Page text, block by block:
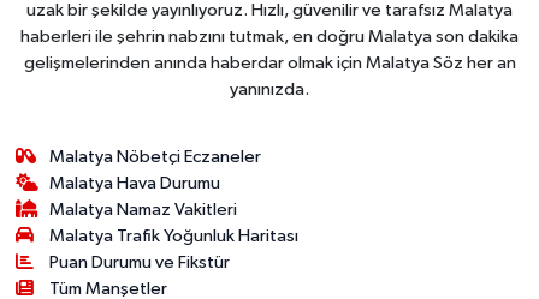
uzak bir şekilde yayınlıyoruz. Hızlı, güvenilir ve tarafsız Malatya
haberleri ile şehrin nabzını tutmak, en doğru Malatya son dakika
gelişmelerinden anında haberdar olmak için Malatya Söz her an
yanınızda.
Malatya Nöbetçi Eczaneler
Malatya Hava Durumu
Malatya Namaz Vakitleri
Malatya Trafik Yoğunluk Haritası
Puan Durumu ve Fikstür
Tüm Manşetler